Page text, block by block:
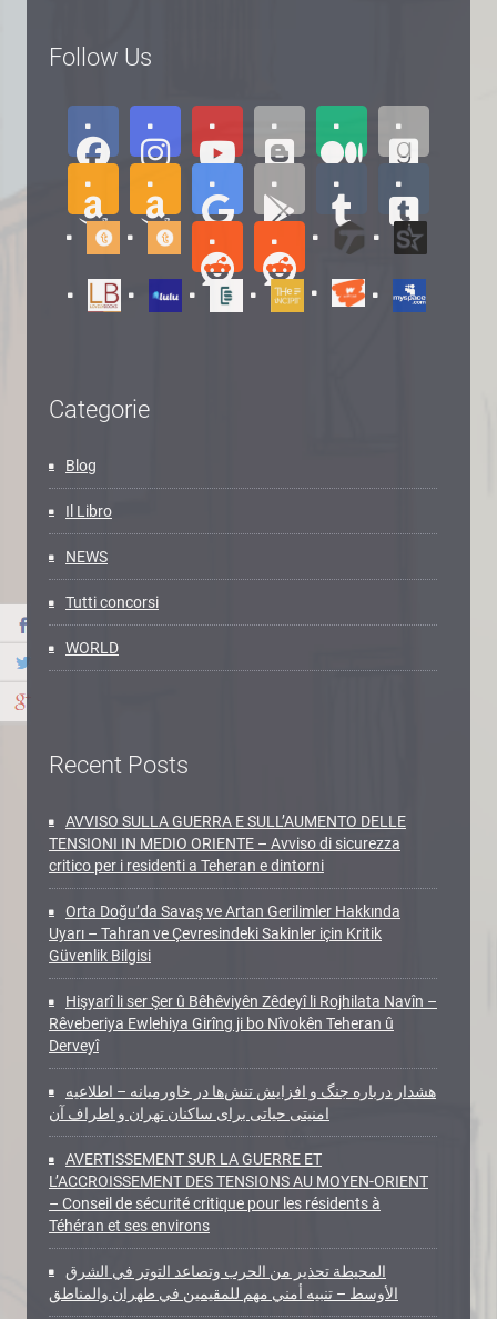
Follow Us
Categorie
Blog
Il Libro
NEWS
Tutti concorsi
WORLD
Recent Posts
AVVISO SULLA GUERRA E SULL’AUMENTO DELLE
TENSIONI IN MEDIO ORIENTE – Avviso di sicurezza
critico per i residenti a Teheran e dintorni
Orta Doğu’da Savaş ve Artan Gerilimler Hakkında
Uyarı – Tahran ve Çevresindeki Sakinler için Kritik
Güvenlik Bilgisi
Hişyarî li ser Şer û Bêhêviyên Zêdeyî li Rojhilata Navîn –
Rêveberiya Ewlehiya Girîng ji bo Nîvokên Teheran û
Derveyî
هشدار درباره جنگ و افزایش تنش‌ها در خاورمیانه – اطلاعیه
امنیتی حیاتی برای ساکنان تهران و اطراف آن
AVERTISSEMENT SUR LA GUERRE ET
L’ACCROISSEMENT DES TENSIONS AU MOYEN-ORIENT
– Conseil de sécurité critique pour les résidents à
Téhéran et ses environs
المحيطة تحذير من الحرب وتصاعد التوتر في الشرق
الأوسط – تنبيه أمني مهم للمقيمين في طهران والمناطق